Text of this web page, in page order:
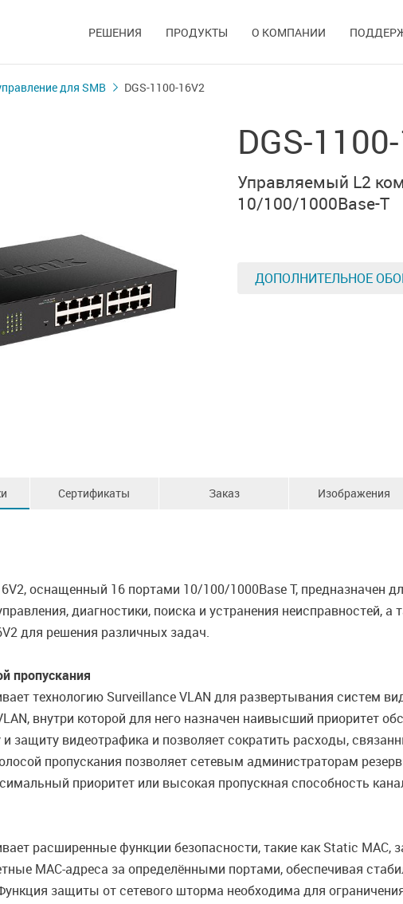
РЕШЕНИЯ ПРОДУКТЫ О КОМПАНИИ
для SMB DGS-1100-16V2
DGS-
Управляемый L2
10/100/1000Base-T
ДОПОЛНИТЕЛЬНОЕ
Сертификаты Заказ Изображения
оснащенный 16 портами 10/100/1000Base T, предназначен
диагностики, поиска и устранения неисправностей, а
для решения различных задач.
пропускания
технологию Surveillance VLAN для развертывания систем
внутри которой для него назначен наивысший приоритет
защиту видеотрафика и позволяет сократить расходы,
пропускания позволяет сетевым администраторам
приоритет или высокая пропускная способность
расширенные функции безопасности, такие как Static MAC,
MAC-адреса за определёнными портами, обеспечивая
защиты от сетевого шторма необходима для